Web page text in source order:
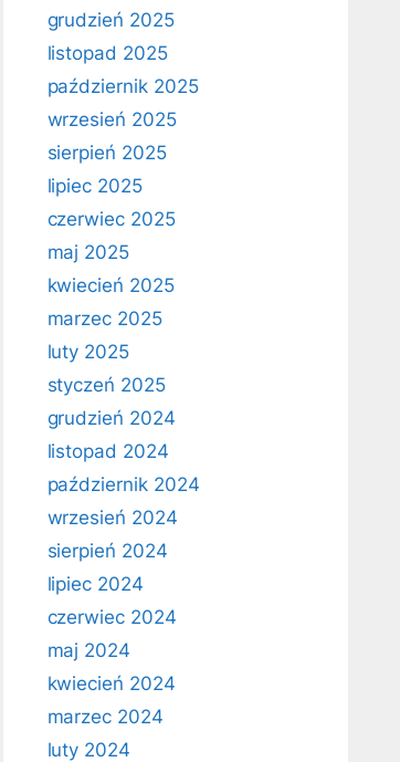
grudzień 2025
listopad 2025
październik 2025
wrzesień 2025
sierpień 2025
lipiec 2025
czerwiec 2025
maj 2025
kwiecień 2025
marzec 2025
luty 2025
styczeń 2025
grudzień 2024
listopad 2024
październik 2024
wrzesień 2024
sierpień 2024
lipiec 2024
czerwiec 2024
maj 2024
kwiecień 2024
marzec 2024
luty 2024